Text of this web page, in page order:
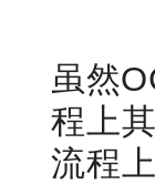
虽然
程上
流程